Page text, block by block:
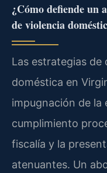
¿Cómo defiende un
de violencia
Las estrategias de
doméstica en
impugnación de la
cumplimiento
fiscalía y la
atenuantes. Un